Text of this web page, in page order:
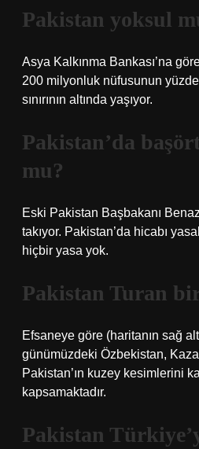
Pakistan yoksul
Asya Kalkınma Bankası’na
200 milyonluk nüfusunun
sınırının altında yaşıyor.
Pakistan’da
mu?
Eski Pakistan Başbakanı
takıyor. Pakistan’da hicabı
hiçbir yasa yok.
Pakistan Turan
Efsaneye göre (haritanın sağ
günümüzdeki Özbekistan,
Pakistan’ın kuzey kesimlerini
kapsamaktadır.
Pakistan